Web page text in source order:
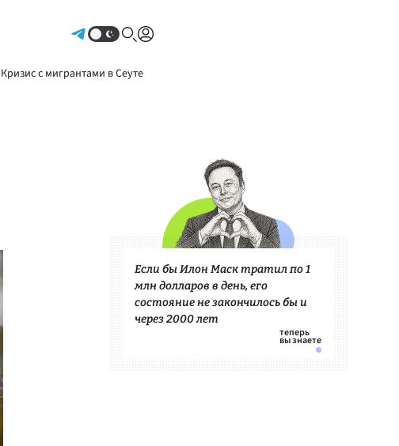
Кризис с мигрантами в Сеуте
Если бы Илон Маск тратил по 1
млн долларов в день, его
состояние не закончилось бы и
через 2000 лет